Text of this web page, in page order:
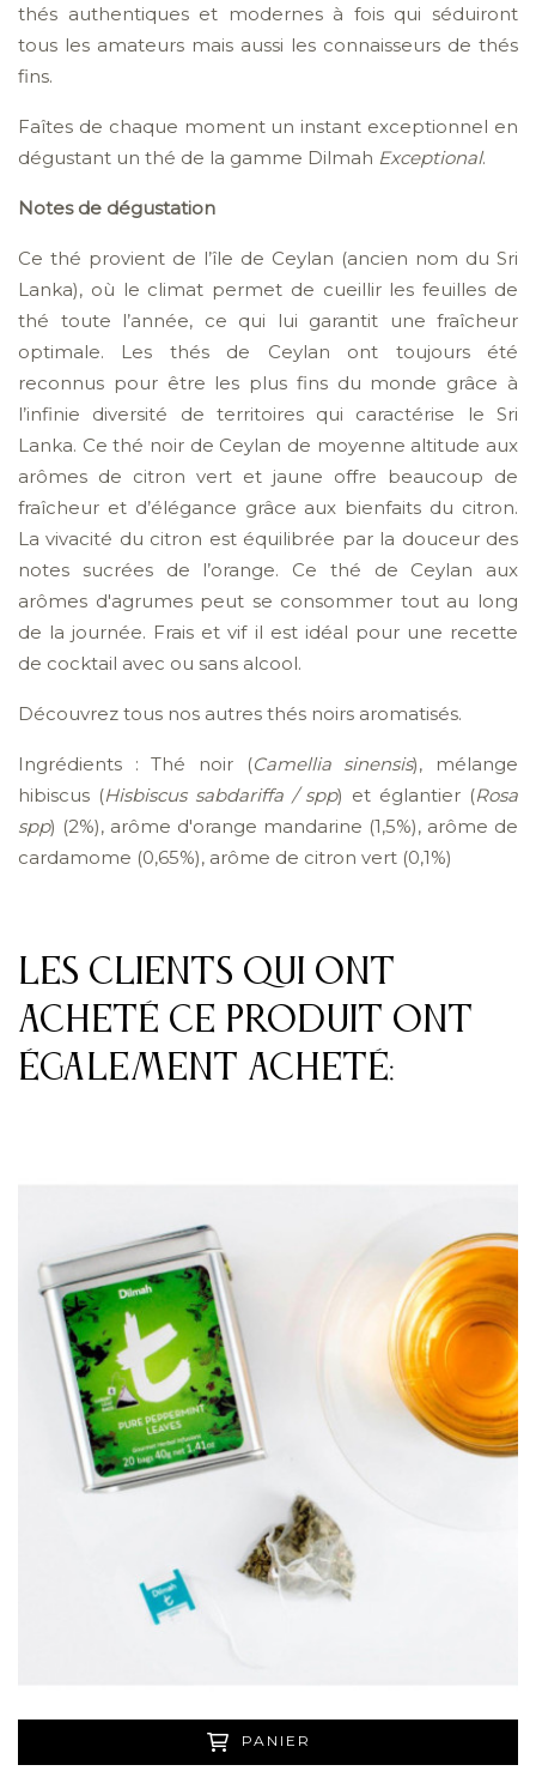
thés authentiques et modernes à fois qui séduiront
tous les amateurs mais aussi les connaisseurs de thés
fins.
Faîtes de chaque moment un instant exceptionnel en
dégustant un thé de la gamme Dilmah Exceptional.
Notes de dégustation
Ce thé provient de l’île de Ceylan (ancien nom du Sri
Lanka), où le climat permet de cueillir les feuilles de
thé toute l’année, ce qui lui garantit une fraîcheur
optimale. Les thés de Ceylan ont toujours été
reconnus pour être les plus fins du monde grâce à
l’infinie diversité de territoires qui caractérise le Sri
Lanka. Ce thé noir de Ceylan de moyenne altitude aux
arômes de citron vert et jaune offre beaucoup de
fraîcheur et d’élégance grâce aux bienfaits du citron.
La vivacité du citron est équilibrée par la douceur des
notes sucrées de l’orange. Ce thé de Ceylan aux
arômes d'agrumes peut se consommer tout au long
de la journée. Frais et vif il est idéal pour une recette
de cocktail avec ou sans alcool.
Découvrez tous nos autres thés noirs aromatisés.
Ingrédients : Thé noir (Camellia sinensis), mélange
hibiscus (Hisbiscus sabdariffa / spp) et églantier (Rosa
spp) (2%), arôme d'orange mandarine (1,5%), arôme de
cardamome (0,65%), arôme de citron vert (0,1%)
Les clients qui ont
acheté ce produit ont
également acheté:
PANIER